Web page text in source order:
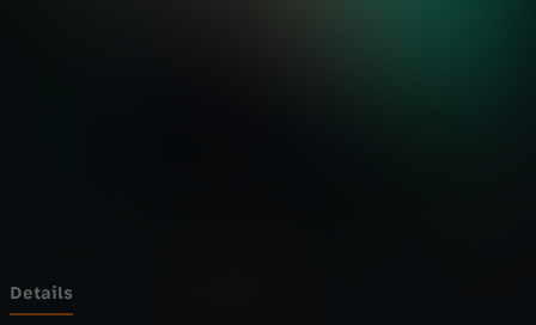
i
Details